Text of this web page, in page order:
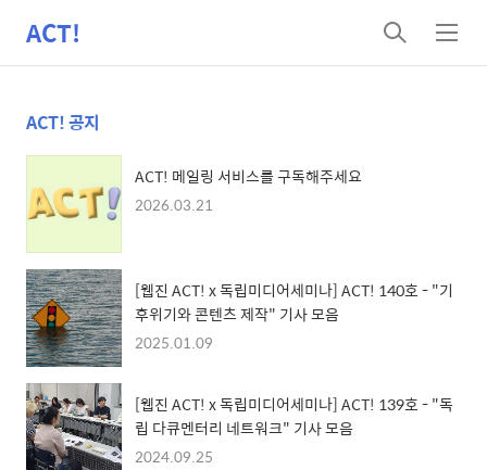
ACT!
검
색
메
뉴
ACT! 공지
ACT! 메일링 서비스를 구독해주세요
2026.03.21
[웹진 ACT! x 독립미디어세미나] ACT! 140호 - "기
후위기와 콘텐츠 제작" 기사 모음
2025.01.09
[웹진 ACT! x 독립미디어세미나] ACT! 139호 - "독
립 다큐멘터리 네트워크" 기사 모음
2024.09.25